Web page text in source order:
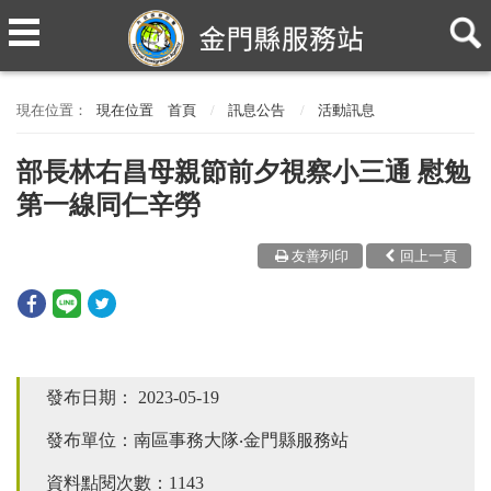
現在位置 首頁 訊息公告 活動訊息
部長林右昌母親節前夕視察小三通 慰勉
第一線同仁辛勞
回上一頁
友善列印
發布日期： 2023-05-19
發布單位：南區事務大隊‧金門縣服務站
資料點閱次數：1143